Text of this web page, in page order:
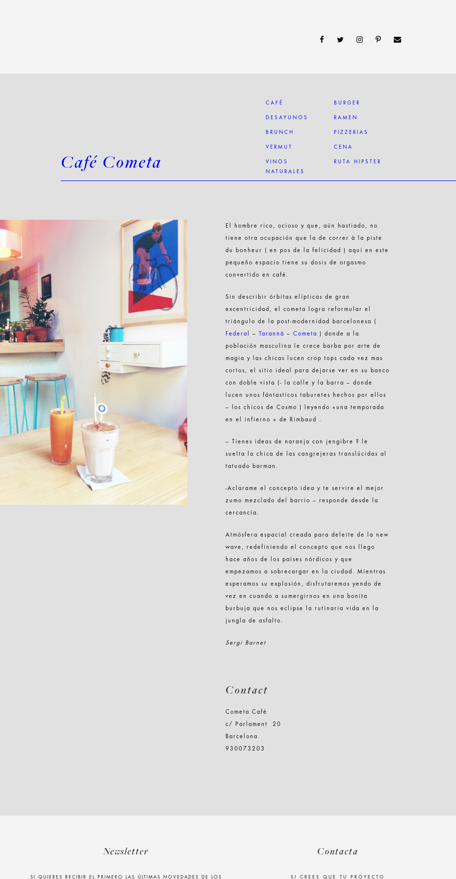
Café Cometa
CAFÉ
DESAYUNOS
BRUNCH
VERMUT
VINOS
NATURALES
BURGER
RAMEN
PIZZERIAS
CENA
RUTA HIPSTER
El hombre rico, ocioso y que, aún hastiado, no
tiene otra ocupación que la de correr à la piste
du bonheur ( en pos de la felicidad ) aquí en este
pequeño espacio tiene su dosis de orgasmo
convertido en café.
Sin describir órbitas elípticas de gran
excentricidad, el cometa logra reformular el
triángulo de la post-modernidad barcelonesa (
Federa l – Tarannà –Cometa ) donde a la
población masculina le crece barba por arte de
magia y las chicas lucen crop tops cada vez mas
cortos, el sitio ideal para dejarse ver en su banco
con doble vista (- la calle y la barra – donde
lucen unos fántasticos taburetes hechos por ellos
– los chicos de Cosmo ) leyendo «una temporada
en el infierno » de Rimbaud .
– Tienes ideas de naranja con jengibre ? le
suelta la chica de las cangrejeras translúcidas al
tatuado barman.
-Aclarame el concepto idea y te servire el mejor
zumo mezclado del barrio – responde desde la
cercancía.
Atmósfera espacial creada para deleite de la new
wave, redefiniendo el concepto que nos llego
hace años de los países nórdicos y que
empezamos a sobrecargar en la ciudad. Mientras
esperamos su explosión, disfrutaremos yendo de
vez en cuando a sumergirnos en una bonita
burbuja que nos eclipse la rutinaria vida en la
jungla de asfalto.
Sergi Barnet
Contact
Cometa Café
c/ Parlament 20
Barcelona
930073203
Newsletter
SI QUIERES RECIBIR EL PRIMERO LAS ÚLTIMAS NOVEDADES DE LOS
Contacta
SI CREES QUE TU PROYECTO